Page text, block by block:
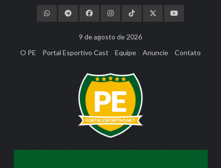
9 de agosto de 2026
O PE
Portal Esportivo Cast Equipe Anuncie Contato